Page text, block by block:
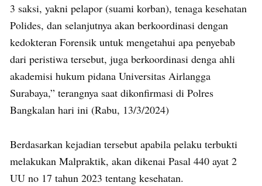
3 saksi, yakni pelapor (suami korban), tenaga kesehatan
Polides, dan selanjutnya akan berkoordinasi dengan
kedokteran Forensik untuk mengetahui apa penyebab
dari peristiwa tersebut, juga berkoordinasi denga ahli
akademisi hukum pidana Universitas Airlangga
Surabaya,” terangnya saat dikonfirmasi di Polres
Bangkalan hari ini (Rabu, 13/3/2024)
Berdasarkan kejadian tersebut apabila pelaku terbukti
melakukan Malpraktik, akan dikenai Pasal 440 ayat 2
UU no 17 tahun 2023 tentang kesehatan.